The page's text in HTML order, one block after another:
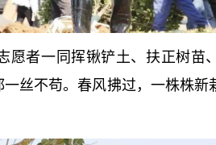
愿者一同挥锹铲土、扶正树苗
丝不苟。春风拂过，一株株新